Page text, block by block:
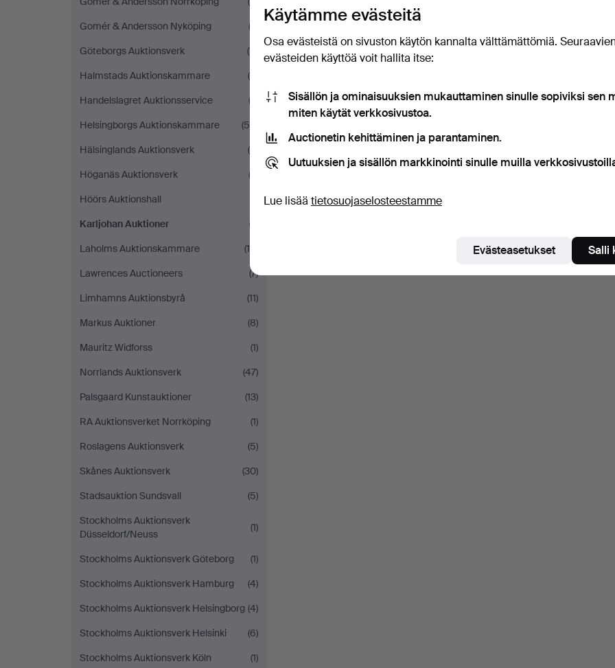
Gomér & Andersson Nyköping
(3)
Göteborgs Auktionsverk
(11)
Halmstads Auktionskammare
(5)
Handelslagret Auktionsservice
(3)
Helsingborgs Auktionskammare
(54)
Hälsinglands Auktionsverk
(6)
Höganäs Auktionsverk
(3)
Höörs Auktionshall
Karljohan Auktioner
(1)
Laholms Auktionskammare
(10)
Lawrences Auctioneers
(7)
Limhamns Auktionsbyrå
(11)
Markus Auktioner
(8)
Mauritz Widforss
(1)
Norrlands Auktionsverk
(47)
Palsgaard Kunstauktioner
(13)
RA Auktionsverket Norrköping
(1)
Roslagens Auktionsverk
(5)
Skånes Auktionsverk
(30)
Stadsauktion Sundsvall
(5)
Stockholms Auktionsverk
Düsseldorf/Neuss
(1)
Stockholms Auktionsverk Göteborg
(1)
Stockholms Auktionsverk Hamburg
(4)
Stockholms Auktionsverk Helsingborg (4)
Stockholms Auktionsverk Helsinki
(6)
Stockholms Auktionsverk Köln
(1)
Käytämme evästeitä
Osa evästeistä on sivuston käytön kannalta välttämättömiä.
evästeiden käyttöä voit hallita itse:
Sisällön ja ominaisuuksien mukauttaminen sinulle sopiviksi sen
miten käytät verkkosivustoa.
Auctionetin kehittäminen ja parantaminen.
Uutuuksien ja sisällön markkinointi sinulle muilla
Lue lisää tietosuojaselosteestamme
Evästeasetukset Salli